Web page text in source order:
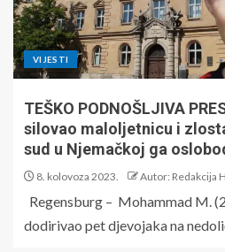
VIJESTI
TEŠKO PODNOŠLJIVA
silovao maloljetnicu i
sud u Njemačkoj ga
8. kolovoza 2023. Autor: Redakcija
Regensburg – Mohammad M.
dodirivao pet djevojaka na